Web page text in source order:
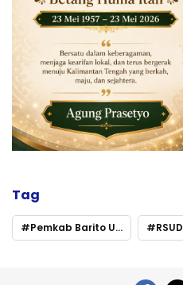
Tag
Pemkab Barito Utara Perkuat Langkah Nyata dalam P4GN-PN RSUD Muara